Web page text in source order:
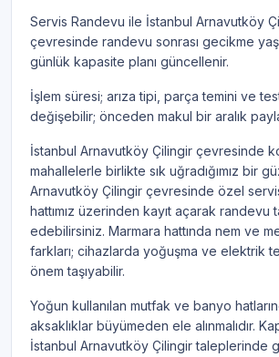
Servis Randevu ile İstanbul Arnavutköy
çevresinde randevu sonrası gecikme
günlük kapasite planı güncellenir.
İşlem süresi; arıza tipi, parça temini ve
değişebilir; önceden makul bir aralık
İstanbul Arnavutköy Çilingir çevresinde
mahallelerle birlikte sık uğradığımız bir
Arnavutköy Çilingir çevresinde özel
hattımız üzerinden kayıt açarak randevu
edebilirsiniz. Marmara hattında nem ve
farkları; cihazlarda yoğuşma ve elektrik
önem taşıyabilir.
Yoğun kullanılan mutfak ve banyo
aksaklıklar büyümeden ele alınmalıdır.
İstanbul Arnavutköy Çilingir taleplerinde